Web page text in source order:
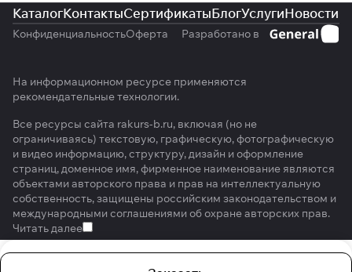
КаталогКонтактыСертификатыБлогУслугиНовости
КонфиденциальностьОферта Разработано в
На информационном ресурсе применяются
рекомендательные технологии.
Все ресурсы сайта rakurs-b.ru, включая (но не
ограничиваясь) текстовую, графическую, фотографическую
и видео информацию, структуру, дизайн и оформление
страниц, доменное имя, фирменное наименование являются
объектами авторского права и прав на интеллектуальную
собственность, защищены российским законодательством и
международными соглашениями об охране авторских прав.
Читать далее